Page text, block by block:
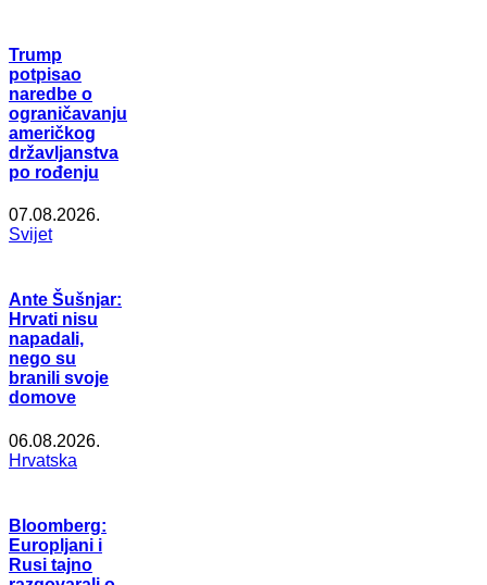
Trump
potpisao
naredbe o
ograničavanju
američkog
državljanstva
po rođenju
07.08.2026.
Svijet
Ante Šušnjar:
Hrvati nisu
napadali,
nego su
branili svoje
domove
06.08.2026.
Hrvatska
Bloomberg:
Europljani i
Rusi tajno